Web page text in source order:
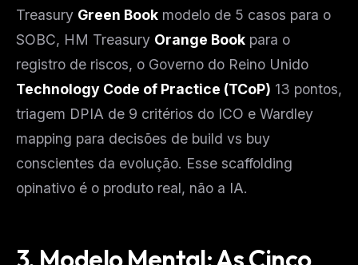
Treasury Green Book modelo de 5 casos para o
SOBC, HM Treasury Orange Book para o
registro de riscos, o Governo do Reino Unido
Technology Code of Practice (TCoP) 13 pontos,
triagem DPIA de 9 critérios do ICO e Wardley
mapping para decisões de build vs buy
conscientes da evolução. Esse scaffolding
opinativo é o produto real, não a IA.